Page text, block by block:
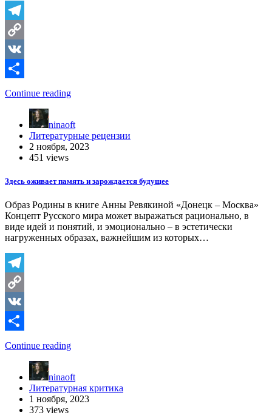
Telegram
Copy
Link
VK
Отправить
Continue reading
ninaoft
Литературные рецензии
2 ноября, 2023
451 views
Здесь оживает память и зарождается будущее
Образ Родины в книге Анны Ревякиной «Донецк – Москва»
Концепт Русского мира может выражаться рационально, в
виде идей и понятий, и эмоционально – в эстетически
нагруженных образах, важнейшим из которых…
Telegram
Copy
Link
VK
Отправить
Continue reading
ninaoft
Литературная критика
1 ноября, 2023
373 views